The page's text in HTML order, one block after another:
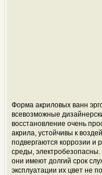
Форма акриловых ванн
всевозможные
восстановление очень
акрила, устойчивы к
подвергаются коррозии и
среды, электробезопасны
они имеют долгий срок
эксплуатации их цвет не